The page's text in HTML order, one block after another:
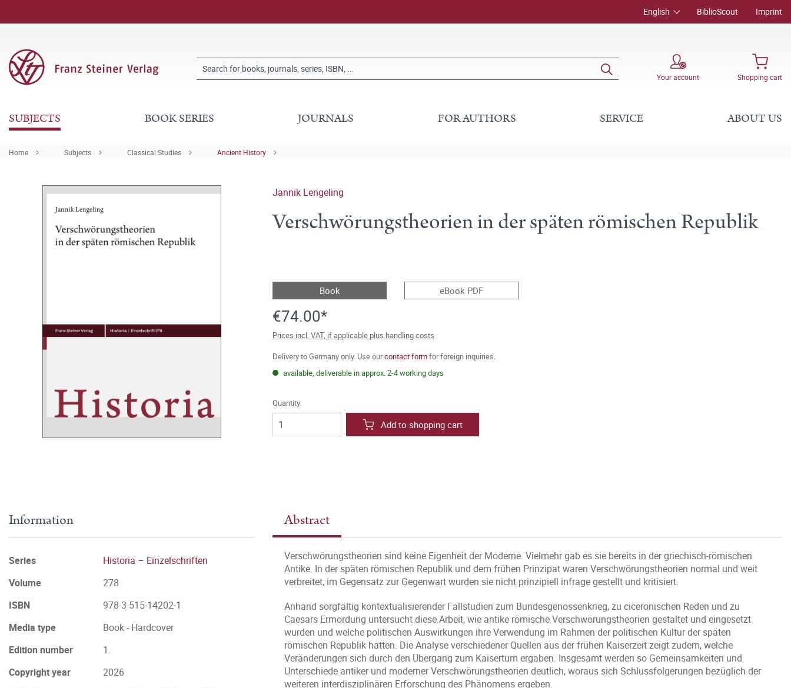
English BiblioScout Imprint
Your account Shopping cart
SUBJECTS BOOK SERIES JOURNALS FOR AUTHORS SERVICE ABOUT US
Home Subjects Classical Studies Ancient History
Jannik Lengeling
Verschwörungstheorien in der späten römischen Republik
Book eBook PDF
€74.00*
Prices incl. VAT, if applicable plus handling costs
Delivery to Germany only. Use ourcontact formfor foreign inquiries.
available, deliverable in approx. 2-4 working days
Quantity:
Add to shopping cart
Abstract
Verschwörungstheorien sind keine Eigenheit der Moderne. Vielmehr gab es sie bereits in der griechisch-römischen
Antike. In der späten römischen Republik und dem frühen Prinzipat waren Verschwörungstheorien normal und weit
verbreitet; im Gegensatz zur Gegenwart wurden sie nicht prinzipiell infrage gestellt und kritisiert.
Anhand sorgfältig kontextualisierender Fallstudien zum Bundesgenossenkrieg, zu ciceronischen Reden und zu
Caesars Ermordung untersucht diese Arbeit, wie antike römische Verschwörungstheorien gestaltet und eingesetzt
wurden und welche politischen Auswirkungen ihre Verwendung im Rahmen der politischen Kultur der späten
römischen Republik hatten. Die Analyse verschiedener Quellen aus der frühen Kaiserzeit zeigt zudem, welche
Veränderungen sich durch den Übergang zum Kaisertum ergaben. Insgesamt werden so Gemeinsamkeiten und
Unterschiede antiker und moderner Verschwörungstheorien deutlich, woraus sich Schlussfolgerungen bezüglich der
weiteren interdisziplinären Erforschung des Phänomens ergeben.
Information
Series
Historia – Einzelschriften
Volume
278
ISBN
978-3-515-14202-1
Media type
Book - Hardcover
Edition number
1.
Copyright year
2026